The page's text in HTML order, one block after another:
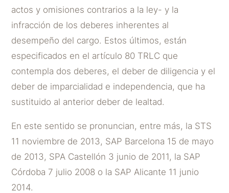
actos y omisiones contrarios a la ley- y la
infracción de los deberes inherentes al
desempeño del cargo. Estos últimos, están
especificados en el artículo 80 TRLC que
contempla dos deberes, el deber de diligencia y el
deber de imparcialidad e independencia, que ha
sustituido al anterior deber de lealtad.
En este sentido se pronuncian, entre más, la STS
11 noviembre de 2013, SAP Barcelona 15 de mayo
de 2013, SPA Castellón 3 junio de 2011, la SAP
Córdoba 7 julio 2008 o la SAP Alicante 11 junio
2014.